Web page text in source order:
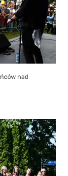
nad